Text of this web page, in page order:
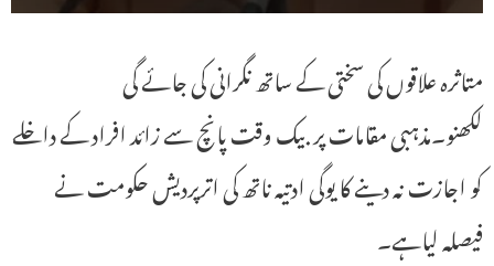
متاثرہ علاقوں کی سختی کے ساتھ نگرانی کی جائے گی
لکھنو۔مذہبی مقامات پر بیک وقت پانچ سے زائد افراد کے داخلے
کو اجازت نہ دینے کا یوگی ادتیہ ناتھ کی اترپردیش حکومت نے
فیصلہ لیاہے۔